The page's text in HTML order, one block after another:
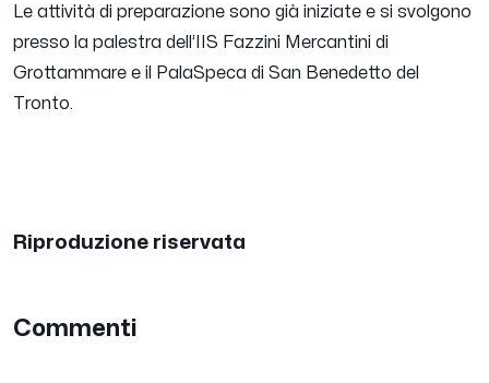
Le attività di preparazione sono già iniziate e si svolgono
presso la palestra dell’IIS Fazzini Mercantini di
Grottammare e il PalaSpeca di San Benedetto del
Tronto.
Riproduzione riservata
Commenti